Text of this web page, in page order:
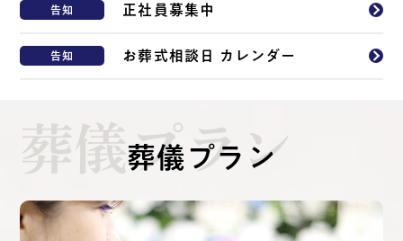
告知 正社員募集中
告知 お葬式相談日 カレンダー
葬儀プラン
葬儀プラン